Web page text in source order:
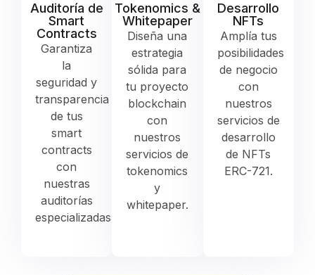
Auditoría de
Smart
Contracts
Garantiza
la
seguridad y
transparencia
de tus
smart
contracts
con
nuestras
auditorías
especializadas.
Tokenomics &
Whitepaper
Diseña una
estrategia
sólida para
tu proyecto
blockchain
con
nuestros
servicios de
tokenomics
y
whitepaper.
Desarrollo
NFTs
Amplía tus
posibilidades
de negocio
con
nuestros
servicios de
desarrollo
de NFTs
ERC-721.